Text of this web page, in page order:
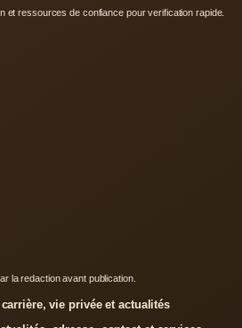
et ressources de confiance pour verification rapide.
la redaction avant publication.
vie privée et actualités